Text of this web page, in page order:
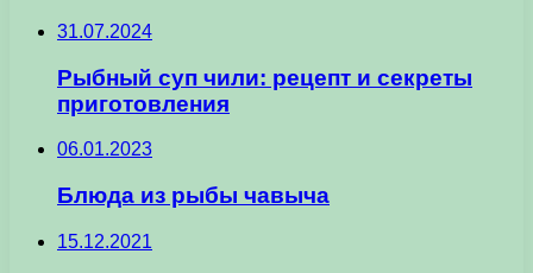
31.07.2024
Рыбный суп чили: рецепт и секреты
приготовления
06.01.2023
Блюда из рыбы чавыча
15.12.2021